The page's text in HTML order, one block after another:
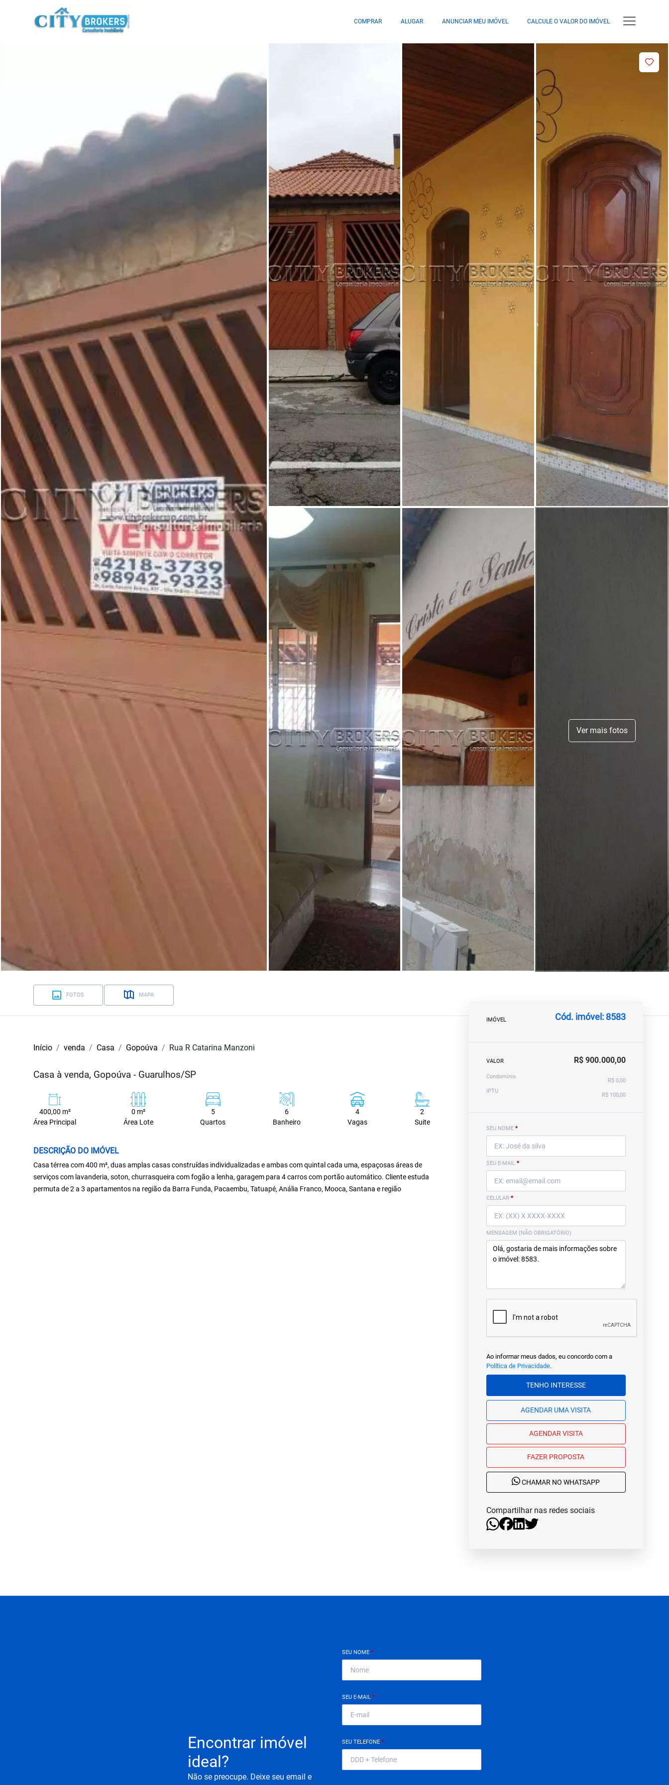
COMPRAR ALUGAR ANUNCIAR MEU IMÓVEL CALCULE O VALOR DO IMÓVEL
Ver mais fotos
FOTOS MAPA
Início venda Casa Gopoúva Rua R Catarina Manzoni
Casa à venda, Gopoúva - Guarulhos/SP
400,00 m²
Área Principal
0 m²
Área Lote
5
Quartos
6
Banheiro
4
Vagas
2
Suite
DESCRIÇÃO DO IMÓVEL
Casa térrea com 400 m², duas amplas casas construídas individualizadas e ambas com quintal cada uma, espaçosas áreas de
serviços com lavanderia, soton, churrasqueira com fogão a lenha, garagem para 4 carros com portão automático. Cliente estuda
permuta de 2 a 3 apartamentos na região da Barra Funda, Pacaembu, Tatuapé, Anália Franco, Mooca, Santana e região
IMÓVEL Cód. imóvel: 8583
VALOR R$ 900.000,00
Condomínio
R$ 0,00
IPTU
R$ 100,00
SEU NOME *
SEU E-MAIL *
CELULAR *
MENSAGEM (NÃO OBRIGATÓRIO)
Ao informar meus dados, eu concordo com a
Política de Privacidade.
TENHO INTERESSE
AGENDAR UMA VISITA
AGENDAR VISITA
FAZER PROPOSTA
CHAMAR NO WHATSAPP
Compartilhar nas redes sociais
Encontrar imóvel
ideal?
Não se preocupe. Deixe seu email e
SEU NOME *
SEU E-MAIL *
SEU TELEFONE *